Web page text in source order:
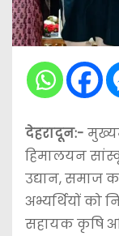
देहरादून:-
हिमालयन
उद्यान, समाज
अभ्यर्थियों को
सहायक कृषि